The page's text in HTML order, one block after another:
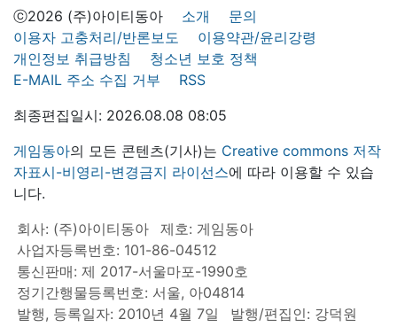
ⓒ2026 (주)아이티동아 소개
문의
이용자 고충처리/반론보도
이용약관/윤리강령
개인정보 취급방침
청소년 보호 정책
E-MAIL 주소 수집 거부
RSS
최종편집일시: 2026.08.08 08:05
게임동아의 모든 콘텐츠(기사)는 Creative commons 저작
자표시-비영리-변경금지 라이선스에 따라 이용할 수 있습
니다.
회사: (주)아이티동아
제호: 게임동아
사업자등록번호: 101-86-04512
통신판매: 제 2017-서울마포-1990호
정기간행물등록번호: 서울, 아04814
발행, 등록일자: 2010년 4월 7일
발행/편집인: 강덕원